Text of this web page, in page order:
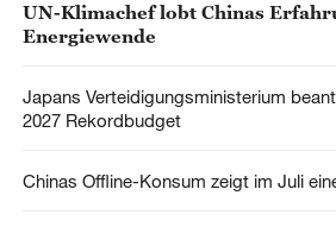
UN-Klimachef lobt Chinas
Energiewende
Japans Verteidigungsministerium
2027 Rekordbudget
Chinas Offline-Konsum zeigt im Juli